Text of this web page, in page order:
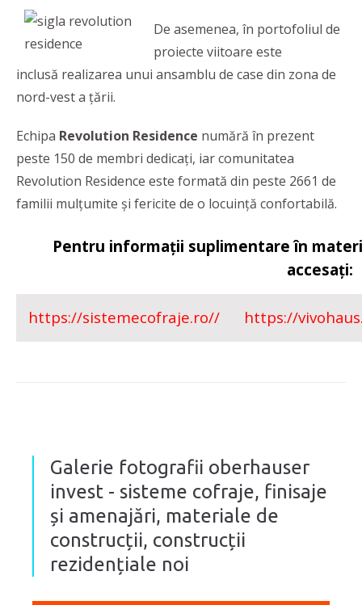
De asemenea, în portofoliul de
proiecte viitoare este
inclusă realizarea unui ansamblu de case din zona de
nord-vest a țării.
Echipa Revolution Residence numără în prezent
peste 150 de membri dedicați, iar comunitatea
Revolution Residence este formată din peste 2661 de
familii mulțumite și fericite de o locuință confortabilă.
Pentru informații suplimentare în
accesați:
https://sistemecofraje.ro// https://
Galerie fotografii oberhauser
invest - sisteme cofraje, finisaje
și amenajări, materiale de
construcții, construcții
rezidențiale noi